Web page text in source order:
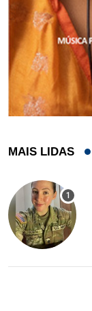
MAIS LIDAS